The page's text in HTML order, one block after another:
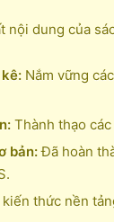
dung của
Nắm vững
Thành thạo
bản:Đã hoàn
kiến thức nền